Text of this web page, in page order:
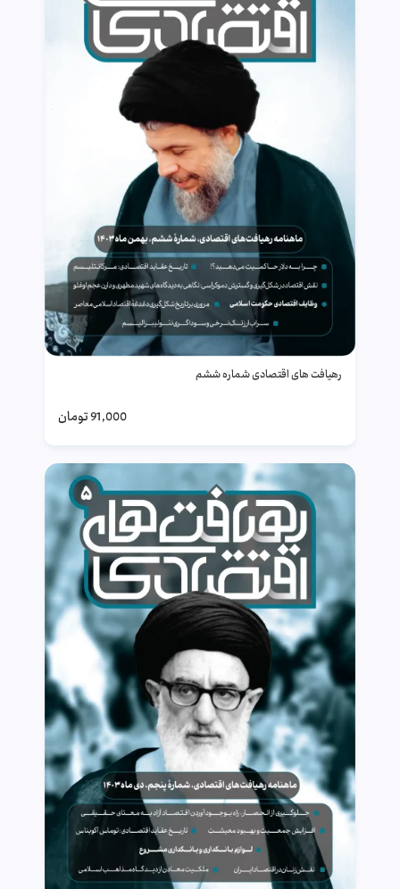
رهیافت های اقتصادی شماره ششم
91,000تومان